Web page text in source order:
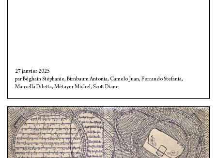
27 janvier 2025
Béghain Stéphanie,Birnbaum Antonia, Camelo Juan, Ferrando Stefania,
Mansella Diletta, Métayer Michel, Scott Diane